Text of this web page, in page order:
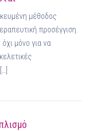
μέθοδος
προσέγγιση.
μόνο για να